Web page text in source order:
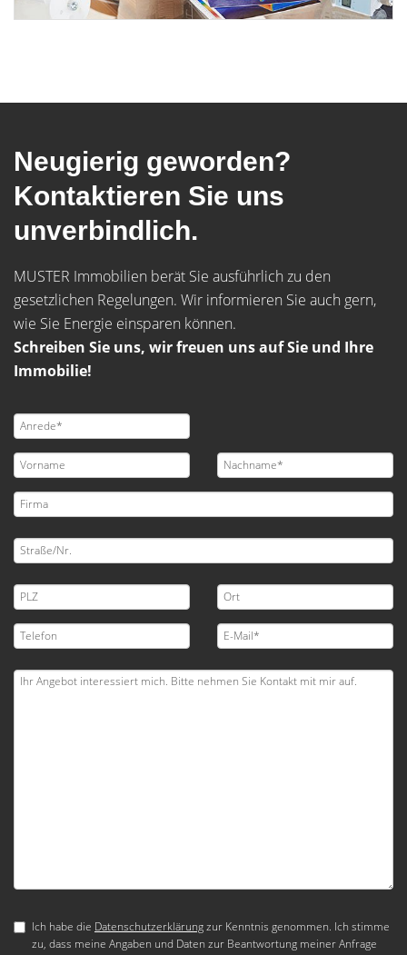
Neugierig geworden?
Kontaktieren Sie uns
unverbindlich.
MUSTER Immobilien berät Sie ausführlich zu den
gesetzlichen Regelungen. Wir informieren Sie auch gern,
wie Sie Energie einsparen können.
Schreiben Sie uns, wir freuen uns auf Sie und Ihre
Immobilie!
Ich habe die Datenschutzerklärungzur Kenntnis genommen. Ich stimme
zu, dass meine Angaben und Daten zur Beantwortung meiner Anfrage